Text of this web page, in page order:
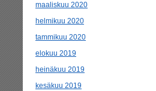
maaliskuu 2020
helmikuu 2020
tammikuu 2020
elokuu 2019
heinäkuu 2019
kesäkuu 2019